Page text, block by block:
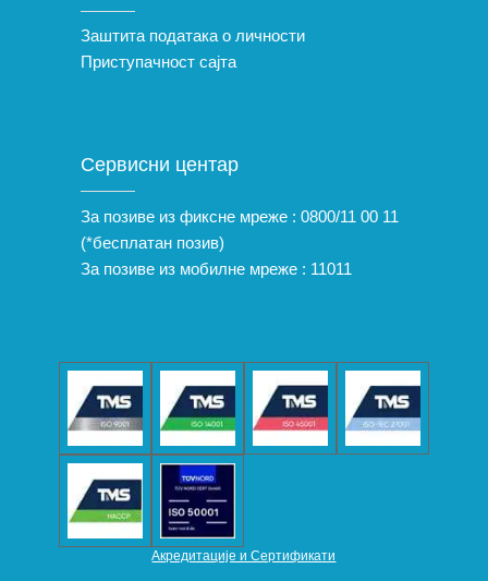
Заштита података о личности
Приступачност сајта
Сервисни центар
За позиве из фиксне мреже : 0800/11 00 11
(*бесплатан позив)
За позиве из мобилне мреже : 11011
Акредитације и Сертификати